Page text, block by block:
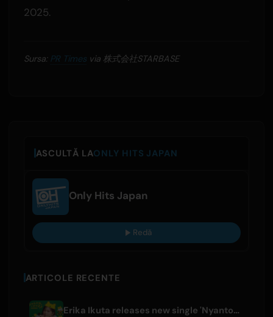
2025.
Sursa: PR Timesvia 株式会社STARBASE
ASCULTĂ LAONLY HITS JAPAN
Only Hits Japan
Redă
ARTICOLE RECENTE
Erika Ikuta releases new single 'Nyantokanyaruru' for children's book 'Fumikiri Neko'